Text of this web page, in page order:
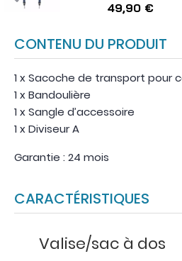
49,90 €
CONTENU DU PRODUIT
1 x Sacoche de transport pour
1 x Bandoulière
1 x Sangle d’accessoire
1 x Diviseur A
Garantie : 24 mois
CARACTÉRISTIQUES
Valise/sac à dos